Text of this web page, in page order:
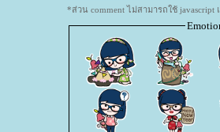
*ส่วน comment ไม่สามารถใช้ javascript